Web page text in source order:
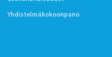
Yhdistelmäkokoonpano